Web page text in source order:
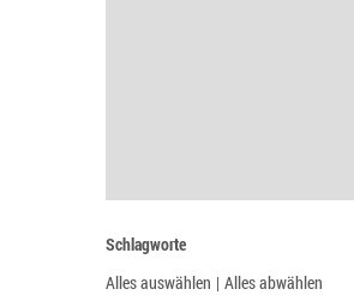
Schlagworte
Alles auswählen | Alles abwählen